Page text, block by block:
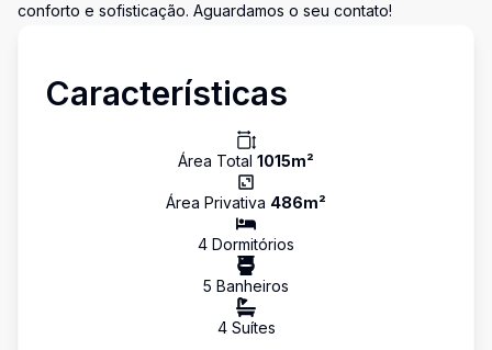
conforto e sofisticação. Aguardamos o seu contato!
Características
Área Total 1015m²
Área Privativa 486m²
4 Dormitórios
5 Banheiros
4Suítes